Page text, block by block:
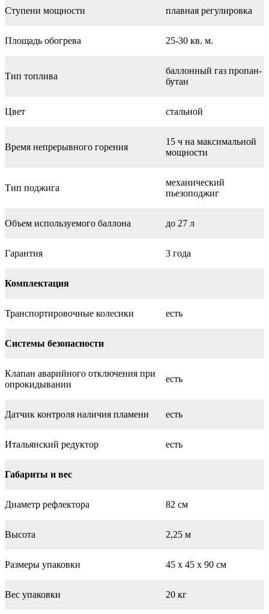
Ступени мощности плавная регулировка
Площадь обогрева 25-30 кв. м.
Тип топлива
баллонный газ пропан-
бутан
Цвет стальной
Время непрерывного горения
15 ч на максимальной
мощности
Тип поджига
механический
пьезоподжиг
Объем используемого баллона до 27 л
Гарантия 3 года
Комплектация
Транспортировочные колесики есть
Системы безопасности
Клапан аварийного отключения при
опрокидывании
есть
Датчик контроля наличия пламени есть
Итальянский редуктор есть
Габариты и вес
Диаметр рефлектора 82 см
Высота 2,25 м
Размеры упаковки 45 х 45 х 90 см
Вес упаковки 20 кг